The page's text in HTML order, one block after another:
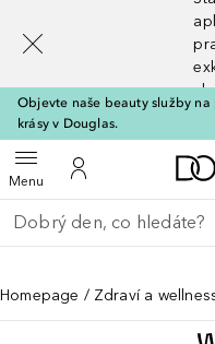
Objevte naše beauty služby
krásy v Douglas.
MenuOtevřít menuK mému účtu
Vraťte se
Proveďte vyhledávání
Homepage Zdraví a